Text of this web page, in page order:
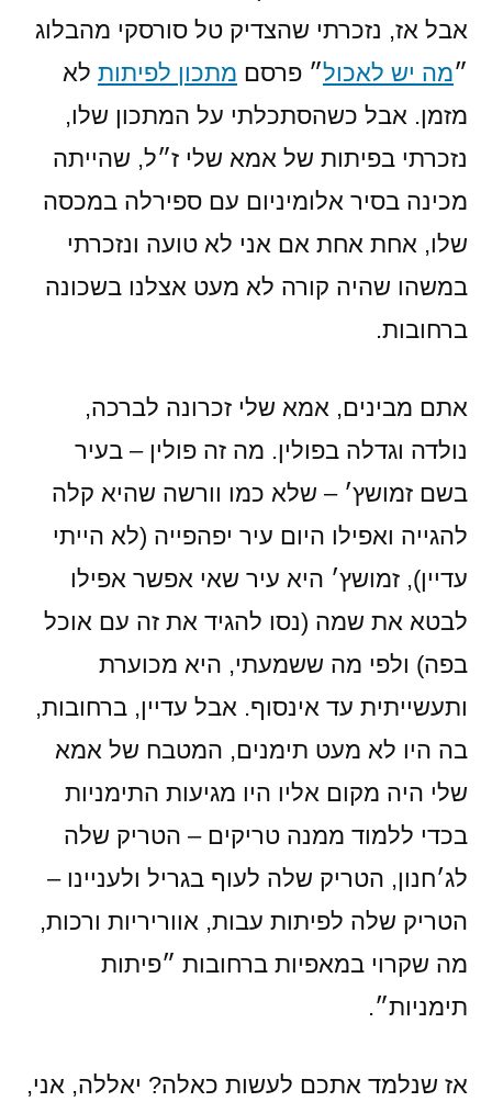
אבל אז, נזכרתי שהצדיק טל סורסקי מהבלוג
״מה יש לאכול״ פרסם מתכון לפיתות לא
מזמן. אבל כשהסתכלתי על המתכון שלו,
נזכרתי בפיתות של אמא שלי ז״ל, שהייתה
מכינה בסיר אלומיניום עם ספירלה במכסה
שלו, אחת אחת אם אני לא טועה ונזכרתי
במשהו שהיה קורה לא מעט אצלנו בשכונה
ברחובות.
אתם מבינים, אמא שלי זכרונה לברכה,
נולדה וגדלה בפולין. מה זה פולין – בעיר
בשם זמושץ׳ – שלא כמו וורשה שהיא קלה
להגייה ואפילו היום עיר יפהפייה (לא הייתי
עדיין), זמושץ׳ היא עיר שאי אפשר אפילו
לבטא את שמה (נסו להגיד את זה עם אוכל
בפה) ולפי מה ששמעתי, היא מכוערת
ותעשייתית עד אינסוף. אבל עדיין, ברחובות,
בה היו לא מעט תימנים, המטבח של אמא
שלי היה מקום אליו היו מגיעות התימניות
בכדי ללמוד ממנה טריקים – הטריק שלה
לג׳חנון, הטריק שלה לעוף בגריל ולעניינו –
הטריק שלה לפיתות עבות, אווריריות ורכות,
מה שקרוי במאפיות ברחובות ״פיתות
תימניות״.
אז שנלמד אתכם לעשות כאלה? יאללה, אני,